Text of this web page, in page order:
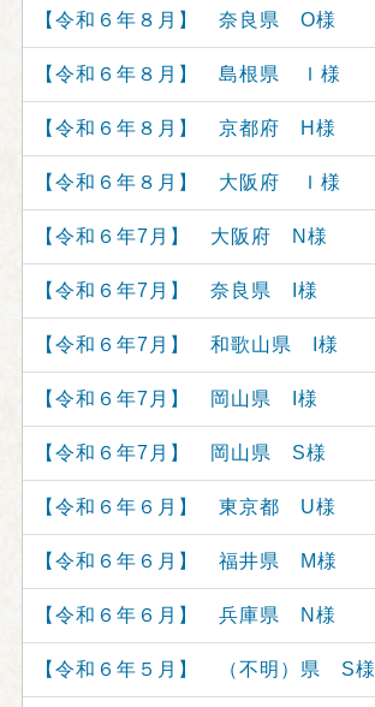
【令和６年８月】 奈良県 O様
【令和６年８月】 島根県 Ｉ様
【令和６年８月】 京都府 H様
【令和６年８月】 大阪府 Ｉ様
【令和６年7月】 大阪府 N様
【令和６年7月】 奈良県 I様
【令和６年7月】 和歌山県 I様
【令和６年7月】 岡山県 I様
【令和６年7月】 岡山県 S様
【令和６年６月】 東京都 U様
【令和６年６月】 福井県 M様
【令和６年６月】 兵庫県 N様
【令和６年５月】 （不明）県 S様